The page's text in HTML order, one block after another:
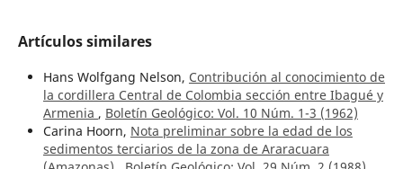
Artículos similares
Hans Wolfgang Nelson, Contribución al conocimiento de
la cordillera Central de Colombia sección entre Ibagué y
Armenia , Boletín Geológico: Vol. 10 Núm. 1-3 (1962)
Carina Hoorn, Nota preliminar sobre la edad de los
sedimentos terciarios de la zona de Araracuara